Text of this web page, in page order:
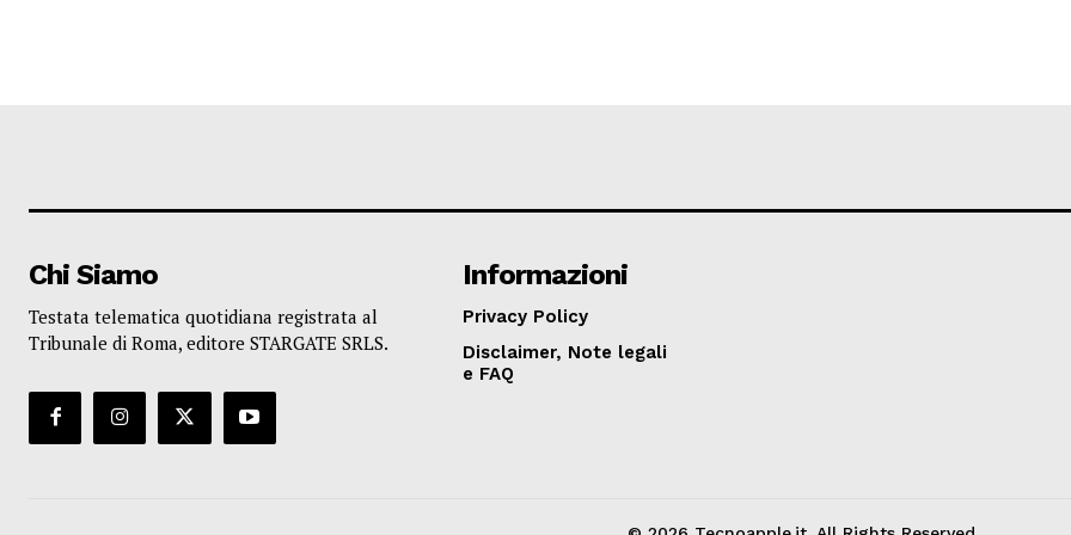
Chi Siamo
Testata telematica quotidiana registrata al
Tribunale di Roma, editore STARGATE SRLS.
Informazioni
Privacy Policy
Disclaimer, Note legali
e FAQ